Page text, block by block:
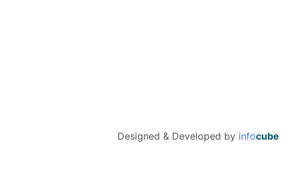
Designed & Developed by infocube